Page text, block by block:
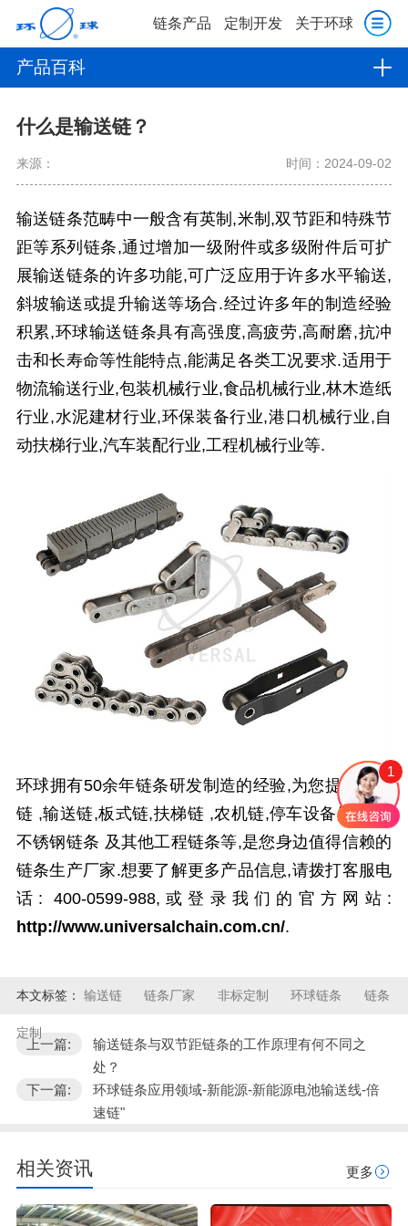
链条产品 定制开发 关于环球
产品百科
什么是输送链？
来源： 时间：2024-09-02
输送链条范畴中一般含有英制,米制,双节距和特殊节
距等系列链条,通过增加一级附件或多级附件后可扩
展输送链条的许多功能,可广泛应用于许多水平输送,
斜坡输送或提升输送等场合.经过许多年的制造经验
积累,环球输送链条具有高强度,高疲劳,高耐磨,抗冲
击和长寿命等性能特点,能满足各类工况要求.适用于
物流输送行业,包装机械行业,食品机械行业,林木造纸
行业,水泥建材行业,环保装备行业,港口机械行业,自
动扶梯行业,汽车装配行业,工程机械行业等.
环球拥有50余年链条研发制造的经验,为您提供传动
链 ,输送链,板式链,扶梯链 ,农机链,停车设备用链条,
不锈钢链条 及其他工程链条等,是您身边值得信赖的
链条生产厂家.想要了解更多产品信息,请拨打客服电
话:
400-0599-988, 或登录我们的官方网站:
http://www.universalchain.com.cn/.
本文标签： 输送链 链条厂家 非标定制 环球链条 链条
定制
上一篇:
输送链条与双节距链条的工作原理有何不同之
处？
下一篇:
环球链条应用领域-新能源-新能源电池输送线-倍
速链"
相关资讯 更多
1